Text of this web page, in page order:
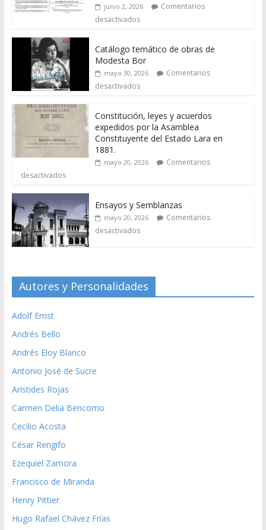
junio 2, 2026
Comentarios
desactivados
Catálogo temático de obras de
Modesta Bor
mayo 30, 2026
Comentarios
desactivados
Constitución, leyes y acuerdos
expedidos por la Asamblea
Constituyente del Estado Lara en
1881.
mayo 20, 2026
Comentarios
desactivados
Ensayos y Semblanzas
mayo 20, 2026
Comentarios
desactivados
Autores y Personalidades
Adolf Ernst
Andrés Bello
Andrés Eloy Blanco
Antonio José de Sucre
Aristides Rojas
Carmen Delia Bencomo
Cecilio Acosta
César Rengifo
Ezequiel Zamora
Francisco de Miranda
Henry Pittier
Hugo Rafael Chávez Frías